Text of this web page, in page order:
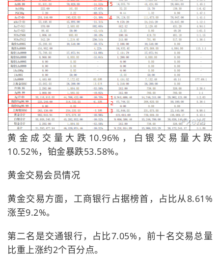
黄金成交量大跌10.96%，白银交易量大跌
10.52%，铂金暴跌53.58%。
黄金交易会员情况
黄金交易方面，工商银行占据榜首，占比从8.61%
涨至9.2%。
第二名是交通银行，占比7.05%，前十名交易总量
比重上涨约2个百分点。